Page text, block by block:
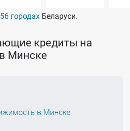
городах Беларуси.
кредиты на
Минске
в Минске